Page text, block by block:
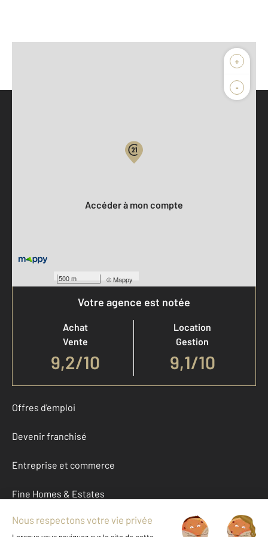
+
-
500 m ©Mappy
Accéder à mon compte
Votre agence est notée
Achat
Vente
9,2/10
Location
Gestion
9,1/10
Offres d'emploi
Devenir franchisé
Entreprise et commerce
Fine Homes & Estates
À propos